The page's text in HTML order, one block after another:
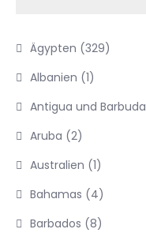
Ägypten (329)
Albanien (1)
Antigua und Barbuda
Aruba (2)
Australien (1)
Bahamas (4)
Barbados (8)